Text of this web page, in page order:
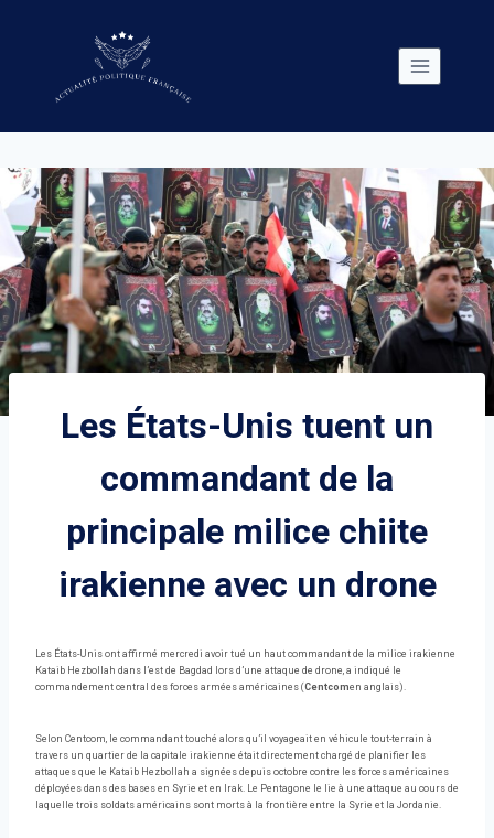
Les États-Unis tuent un
commandant de la
principale milice chiite
irakienne avec un drone
Les États-Unis ont affirmé mercredi avoir tué un haut commandant de la milice irakienne
Kataib Hezbollah dans l’est de Bagdad lors d’une attaque de drone, a indiqué le
commandement central des forces armées américaines (Centcomen anglais).
Selon Centcom, le commandant touché alors qu’il voyageait en véhicule tout-terrain à
travers un quartier de la capitale irakienne était directement chargé de planifier les
attaques que le Kataib Hezbollah a signées depuis octobre contre les forces américaines
déployées dans des bases en Syrie et en Irak. Le Pentagone le lie à une attaque au cours de
laquelle trois soldats américains sont morts à la frontière entre la Syrie et la Jordanie.